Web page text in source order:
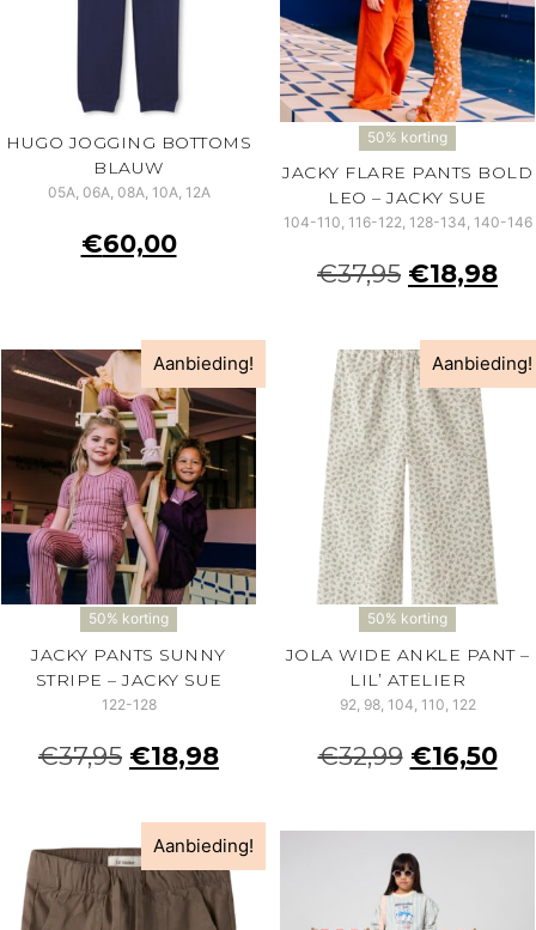
HUGO JOGGING BOTTOMS
BLAUW
05A, 06A, 08A, 10A, 12A
€60,00
50% korting
JACKY FLARE PANTS BOLD
LEO – JACKY SUE
104-110, 116-122, 128-134, 140-146
€37,95 €18,98
Aanbieding!
50% korting
JACKY PANTS SUNNY
STRIPE – JACKY SUE
122-128
€37,95 €18,98
Aanbieding!
50% korting
JOLA WIDE ANKLE PANT –
LIL’ ATELIER
92, 98, 104, 110, 122
€32,99 €16,50
Aanbieding!